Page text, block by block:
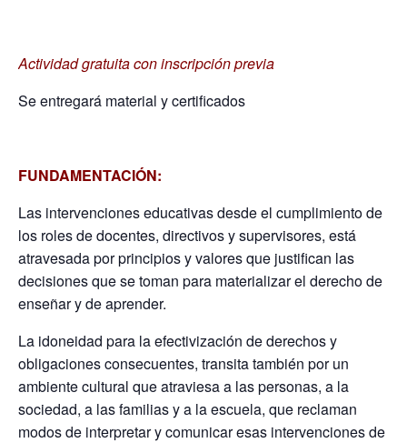
Actividad gratuita con inscripción previa
Se entregará material y certificados
FUNDAMENTACIÓN:
Las intervenciones educativas desde el cumplimiento de
los roles de docentes, directivos y supervisores, está
atravesada por principios y valores que justifican las
decisiones que se toman para materializar el derecho de
enseñar y de aprender.
La idoneidad para la efectivización de derechos y
obligaciones consecuentes, transita también por un
ambiente cultural que atraviesa a las personas, a la
sociedad, a las familias y a la escuela, que reclaman
modos de interpretar y comunicar esas intervenciones de